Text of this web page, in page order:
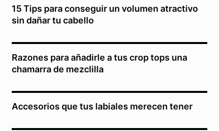
15 Tips para conseguir un volumen atractivo
sin dañar tu cabello
Razones para añadirle a tus crop tops una
chamarra de mezclilla
Accesorios que tus labiales merecen tener